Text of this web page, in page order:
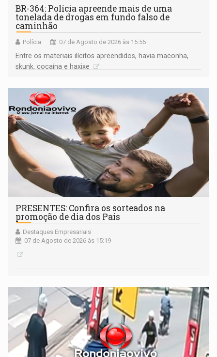
BR-364: Polícia apreende mais de uma
tonelada de drogas em fundo falso de
caminhão
Polícia 07 de Agosto de 2026 às 15:55
Entre os materiais ilícitos apreendidos, havia maconha,
skunk, cocaína e haxixe
PRESENTES: Confira os sorteados na
promoção de dia dos Pais
Destaques Empresariais
07 de Agosto de 2026 às 15:19